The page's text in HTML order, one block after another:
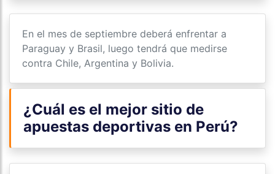
En el mes de septiembre deberá enfrentar a
Paraguay y Brasil, luego tendrá que medirse
contra Chile, Argentina y Bolivia.
¿Cuál es el mejor sitio de
apuestas deportivas en Perú?